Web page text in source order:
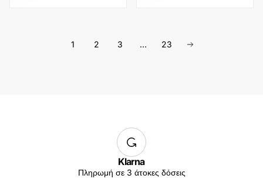
1 2 3 … 23
Klarna
Πληρωμή σε 3 άτοκες δόσεις